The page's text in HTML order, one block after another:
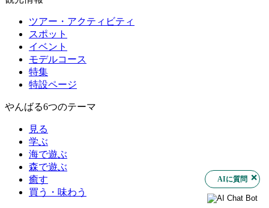
ツアー・アクティビティ
スポット
イベント
モデルコース
特集
特設ページ
やんばる6つのテーマ
見る
学ぶ
海で遊ぶ
森で遊ぶ
癒す
買う・味わう
AIに質問